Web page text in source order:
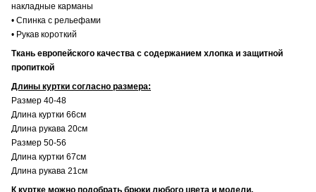
накладные карманы
• Спинка с рельефами
• Рукав короткий
Ткань европейского качества с содержанием хлопка и защитной
пропиткой
Длины куртки согласно размера:
Размер 40-48
Длина куртки 66см
Длина рукава 20см
Размер 50-56
Длина куртки 67см
Длина рукава 21см
К куртке можно подобрать брюки любого цвета и модели.